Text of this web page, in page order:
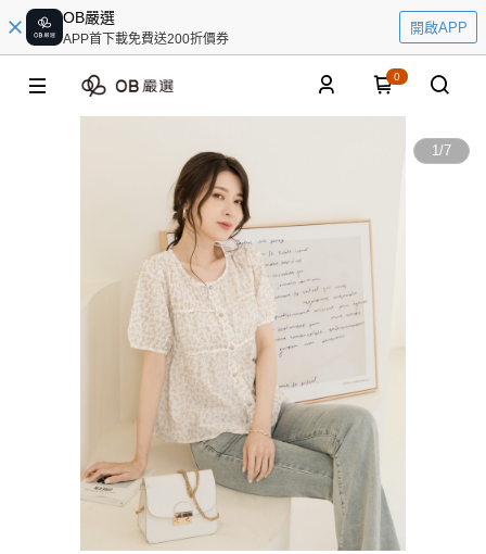
OB嚴選
APP首下載免費送200折價券
開啟APP
0
1/7